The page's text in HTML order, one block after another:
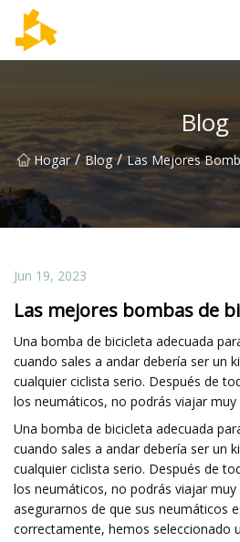
Blog
Hogar / Blog / Las Mejores
Jun 19, 2023
Las mejores bombas de
Una bomba de bicicleta adecuada
cuando sales a andar debería ser un
cualquier ciclista serio. Después de
los neumáticos, no podrás viajar muy
Una bomba de bicicleta adecuada
cuando sales a andar debería ser un
cualquier ciclista serio. Después de
los neumáticos, no podrás viajar
asegurarnos de que sus neumáticos
correctamente, hemos seleccionado